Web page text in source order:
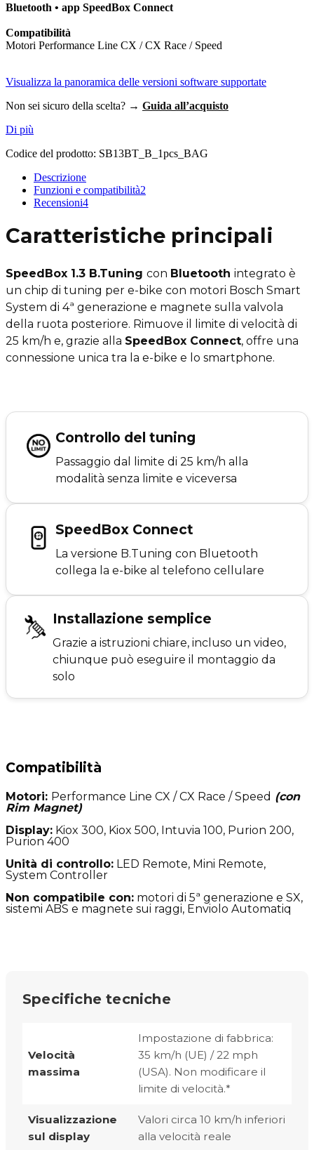
Bluetooth • app SpeedBox Connect
Compatibilità
Motori Performance Line CX / CX Race / Speed
Visualizza la panoramica delle versioni software supportate
Non sei sicuro della scelta? → Guida all’acquisto
Di più
Codice del prodotto: SB13BT_B_1pcs_BAG
Descrizione
Funzioni e compatibilità2
Recensioni4
Caratteristiche principali
SpeedBox 1.3 B.Tuning con Bluetooth integrato è
un chip di tuning per e-bike con motori Bosch Smart
System di 4ª generazione e magnete sulla valvola
della ruota posteriore. Rimuove il limite di velocità di
25 km/h e, grazie alla SpeedBox Connect, offre una
connessione unica tra la e-bike e lo smartphone.
Controllo del tuning
Passaggio dal limite di 25 km/h alla
modalità senza limite e viceversa
SpeedBox Connect
La versione B.Tuning con Bluetooth
collega la e-bike al telefono cellulare
Installazione semplice
Grazie a istruzioni chiare, incluso un video,
chiunque può eseguire il montaggio da
solo
Compatibilità
Motori: Performance Line CX / CX Race / Speed (con
Rim Magnet)
Display: Kiox 300, Kiox 500, Intuvia 100, Purion 200,
Purion 400
Unità di controllo: LED Remote, Mini Remote,
System Controller
Non compatibile con: motori di 5ª generazione e SX,
sistemi ABS e magnete sui raggi, Enviolo Automatiq
Specifiche tecniche
Velocità
massima
Impostazione di fabbrica:
35 km/h (UE) / 22 mph
(USA). Non modificare il
limite di velocità.*
Visualizzazione
sul display
Valori circa 10 km/h inferiori
alla velocità reale